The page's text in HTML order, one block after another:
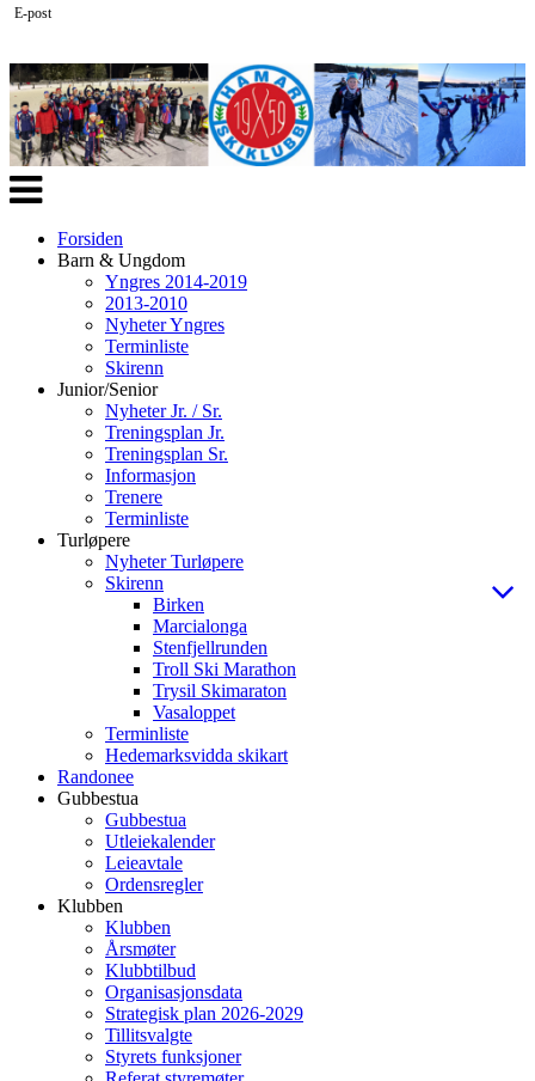
Veksle
navigasjon
Forsiden
Barn & Ungdom
Yngres 2014-2019
2013-2010
Nyheter Yngres
Terminliste
Skirenn
Junior/Senior
Nyheter Jr. / Sr.
Treningsplan Jr.
Treningsplan Sr.
Informasjon
Trenere
Terminliste
Turløpere
Nyheter Turløpere
Skirenn
Birken
Marcialonga
Stenfjellrunden
Troll Ski Marathon
Trysil Skimaraton
Vasaloppet
Terminliste
Hedemarksvidda skikart
Randonee
Gubbestua
Gubbestua
Utleiekalender
Leieavtale
Ordensregler
Klubben
Klubben
Årsmøter
Klubbtilbud
Organisasjonsdata
Strategisk plan 2026-2029
Tillitsvalgte
Styrets funksjoner
E-post